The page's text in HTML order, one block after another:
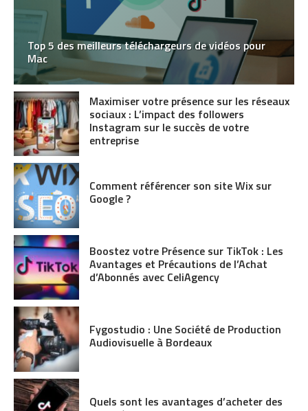
Top 5 des meilleurs téléchargeurs de vidéos pour
Mac
Maximiser votre présence sur les réseaux
sociaux : L’impact des followers
Instagram sur le succès de votre
entreprise
Comment référencer son site Wix sur
Google ?
Boostez votre Présence sur TikTok : Les
Avantages et Précautions de l’Achat
d’Abonnés avec CeliAgency
Fygostudio : Une Société de Production
Audiovisuelle à Bordeaux
Quels sont les avantages d’acheter des